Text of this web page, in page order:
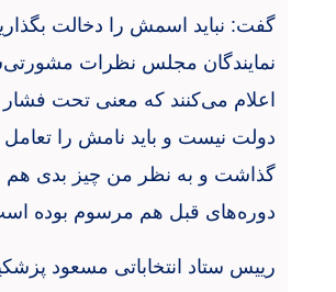
گفت: نباید اسمش را دخالت
نمایندگان مجلس نظرات
اعلام می‌کنند که معنی تحت
دولت نیست و باید نامش را تعامل
گذاشت و به نظر من چیز بدی هم
دوره‌های قبل هم مرسوم بوده
رییس ستاد انتخاباتی مسعود